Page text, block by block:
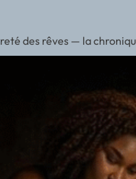
des rêves — la